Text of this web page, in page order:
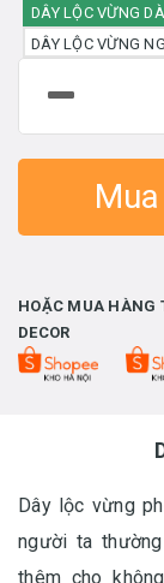
DÂY LỘC VỪNG
DÂY LỘC VỪNG
HOẶC MUA HÀNG
DECOR
Dây lộc vừng
người ta
thêm cho